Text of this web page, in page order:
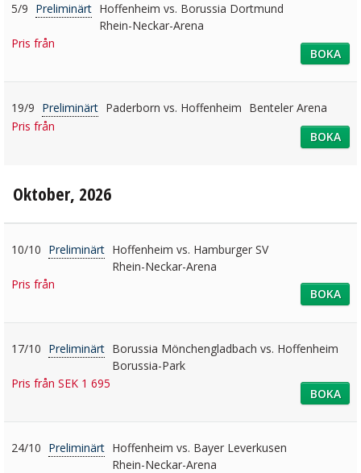
5/9 Preliminärt Hoffenheim vs. Borussia Dortmund
Rhein-Neckar-Arena
Pris från
BOKA
19/9 Preliminärt Paderborn vs. Hoffenheim Benteler Arena
Pris från
BOKA
Oktober, 2026
10/10 Preliminärt Hoffenheim vs. Hamburger SV
Rhein-Neckar-Arena
Pris från
BOKA
17/10 Preliminärt Borussia Mönchengladbach vs. Hoffenheim
Borussia-Park
Pris från SEK 1 695
BOKA
24/10 Preliminärt Hoffenheim vs. Bayer Leverkusen
Rhein-Neckar-Arena